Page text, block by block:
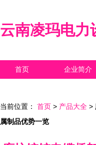
云南凌玛电力
首页 企业简介
当前位置： 首页 > 产品大全 >
属制品优势一览